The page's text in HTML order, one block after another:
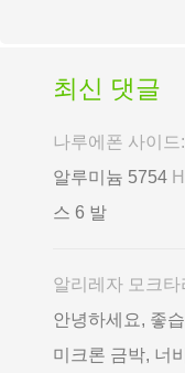
최신 댓글
나루에폰 사이드:
알루미늄 5754
스 6 발
알리레자 모크
안녕하세요, 좋
미크론 금박, 너